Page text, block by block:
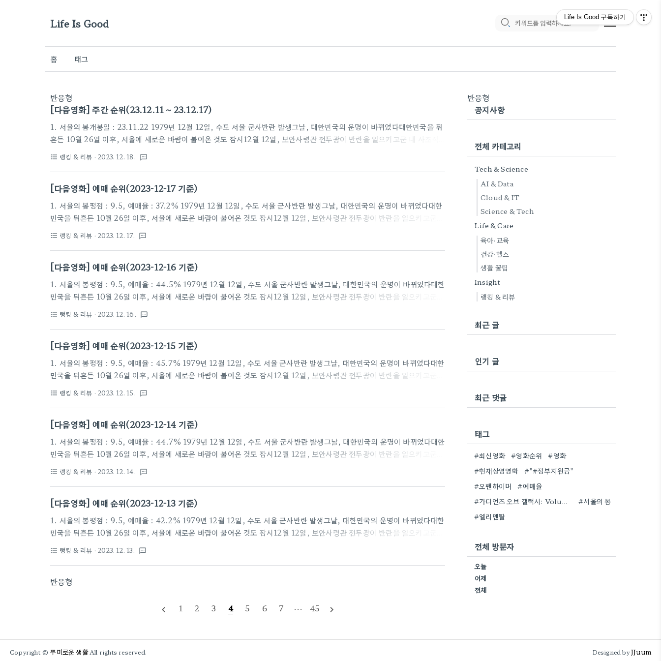
Life Is Good
홈 태그
반응형
[다음영화] 주간 순위(23.12.11 ~ 23.12.17)
1. 서울의 봄개봉일 : 23.11.22 1979년 12월 12일, 수도 서울 군사반란 발생그날, 대한민국의 운명이 바뀌었다대한민국을 뒤
흔든 10월 26일 이후, 서울에 새로운 바람이 불어온 것도 잠시12월 12일, 보안사령관 전두광이 반란을 일으키고군 내 사조직
을 비롯한진압군 사이, 일촉즉발의 9시간이 흘러가는데…목숨을 건 두 세력의 팽팽한 대립오늘 밤, 대한민국 수도에서 가장 치
한 기억만 담고 오시면 됩니다."죽은 지 3년째 되는 날, ‘복자’(김해숙)는..
format_list_bulleted 랭킹 & 리뷰 · 2023. 12. 18. textsms
[다음영화] 예매 순위(2023-12-17 기준)
1. 서울의 봄평점 : 9.5, 예매율 : 37.2% 1979년 12월 12일, 수도 서울 군사반란 발생그날, 대한민국의 운명이 바뀌었다대한
민국을 뒤흔든 10월 26일 이후, 서울에 새로운 바람이 불어온 것도 잠시12월 12일, 보안사령관 전두광이 반란을 일으키고군
관 이태신을 비롯한진압군 사이, 일촉즉발의 9시간이 흘러가는데…목숨을 건 두 세력의 팽팽한 대립오늘 밤, 대한민국 수도에서
월.이순신(김윤석)은 왜군의 수장이던 도요토미 히데요시가 갑작스럽..
format_list_bulleted 랭킹 & 리뷰 · 2023. 12. 17. textsms
[다음영화] 예매 순위(2023-12-16 기준)
1. 서울의 봄평점 : 9.5, 예매율 : 44.5% 1979년 12월 12일, 수도 서울 군사반란 발생그날, 대한민국의 운명이 바뀌었다대한
민국을 뒤흔든 10월 26일 이후, 서울에 새로운 바람이 불어온 것도 잠시12월 12일, 보안사령관 전두광이 반란을 일으키고군
관 이태신을 비롯한진압군 사이, 일촉즉발의 9시간이 흘러가는데…목숨을 건 두 세력의 팽팽한 대립오늘 밤, 대한민국 수도에서
월.이순신(김윤석)은 왜군의 수장이던 도요토미 히데요시가 갑작스럽..
format_list_bulleted 랭킹 & 리뷰 · 2023. 12. 16. textsms
[다음영화] 예매 순위(2023-12-15 기준)
1. 서울의 봄평점 : 9.5, 예매율 : 45.7% 1979년 12월 12일, 수도 서울 군사반란 발생그날, 대한민국의 운명이 바뀌었다대한
민국을 뒤흔든 10월 26일 이후, 서울에 새로운 바람이 불어온 것도 잠시12월 12일, 보안사령관 전두광이 반란을 일으키고군
관 이태신을 비롯한진압군 사이, 일촉즉발의 9시간이 흘러가는데…목숨을 건 두 세력의 팽팽한 대립오늘 밤, 대한민국 수도에서
월.이순신(김윤석)은 왜군의 수장이던 도요토미 히데요시가 갑작스럽..
format_list_bulleted 랭킹 & 리뷰 · 2023. 12. 15. textsms
[다음영화] 예매 순위(2023-12-14 기준)
1. 서울의 봄평점 : 9.5, 예매율 : 44.7% 1979년 12월 12일, 수도 서울 군사반란 발생그날, 대한민국의 운명이 바뀌었다대한
민국을 뒤흔든 10월 26일 이후, 서울에 새로운 바람이 불어온 것도 잠시12월 12일, 보안사령관 전두광이 반란을 일으키고군
관 이태신을 비롯한진압군 사이, 일촉즉발의 9시간이 흘러가는데…목숨을 건 두 세력의 팽팽한 대립오늘 밤, 대한민국 수도에서
월.이순신(김윤석)은 왜군의 수장이던 도요토미 히데요시가 갑작스럽..
format_list_bulleted 랭킹 & 리뷰 · 2023. 12. 14. textsms
[다음영화] 예매 순위(2023-12-13 기준)
1. 서울의 봄평점 : 9.5, 예매율 : 42.2% 1979년 12월 12일, 수도 서울 군사반란 발생그날, 대한민국의 운명이 바뀌었다대한
민국을 뒤흔든 10월 26일 이후, 서울에 새로운 바람이 불어온 것도 잠시12월 12일, 보안사령관 전두광이 반란을 일으키고군
관 이태신을 비롯한진압군 사이, 일촉즉발의 9시간이 흘러가는데…목숨을 건 두 세력의 팽팽한 대립오늘 밤, 대한민국 수도에서
월.이순신(김윤석)은 왜군의 수장이던 도요토미 히데요시가 갑작스럽..
format_list_bulleted 랭킹 & 리뷰 · 2023. 12. 13. textsms
반응형
navigate_before 1 2 3 4 5 6 7 ··· 45 navigate_next
반응형
공지사항
전체 카테고리
Tech & Science
AI & Data
Cloud & IT
Science & Tech
Life & Care
육아·교육
건강·헬스
생활 꿀팁
Insight
랭킹 & 리뷰
최근 글
인기 글
최근 댓글
태그
#최신영화 #영화순위
#영화
#현재상영영화
#"#정부지원금"
#오펜하이머
#예매율
#가디언즈 오브 갤럭시: Volume 3
#서울의 봄
#엘리멘탈
전체 방문자
오늘
어제
전체
Copyright ©쭈미로운 생활All rights reserved. Designed byJJuum
Life Is Good 구독하기